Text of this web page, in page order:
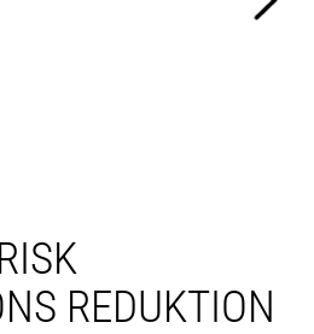
REDUKTION